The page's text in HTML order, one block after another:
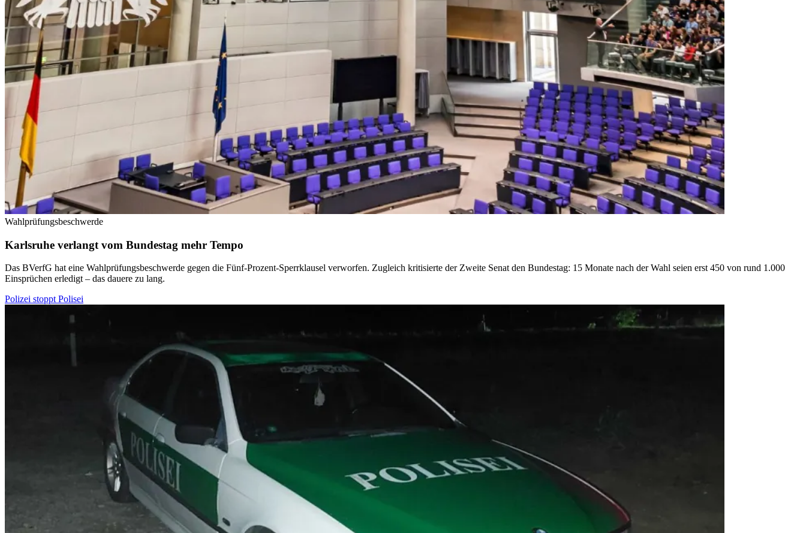
Wahlprüfungsbeschwerde
Karlsruhe verlangt vom Bundestag mehr Tempo
Das BVerfG hat eine Wahlprüfungsbeschwerde gegen die Fünf-Prozent-Sperrklausel verworfen. Zugleich kritisierte der Zweite Senat den Bundestag: 15 Monate nach der Wahl seien erst 450 von rund 1.000
Einsprüchen erledigt – das dauere zu lang.
Polizei stoppt Polisei